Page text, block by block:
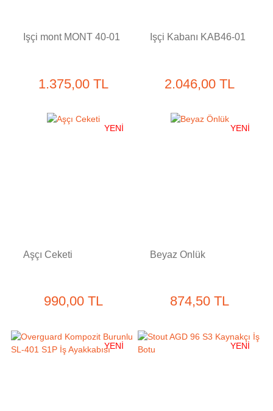
İşçi mont MONT 40-01
1.375,00 TL
İşçi Kabanı KAB46-01
2.046,00 TL
YENİ
Aşçı Ceketi
990,00 TL
YENİ
Beyaz Önlük
874,50 TL
YENİ YENİ